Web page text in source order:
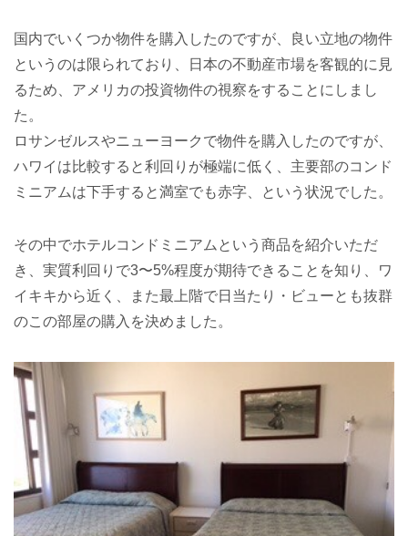
国内でいくつか物件を購入したのですが、良い立地の物件
というのは限られており、日本の不動産市場を客観的に見
るため、アメリカの投資物件の視察をすることにしまし
た。
ロサンゼルスやニューヨークで物件を購入したのですが、
ハワイは比較すると利回りが極端に低く、主要部のコンド
ミニアムは下手すると満室でも赤字、という状況でした。
その中でホテルコンドミニアムという商品を紹介いただ
き、実質利回りで3〜5%程度が期待できることを知り、ワ
イキキから近く、また最上階で日当たり・ビューとも抜群
のこの部屋の購入を決めました。